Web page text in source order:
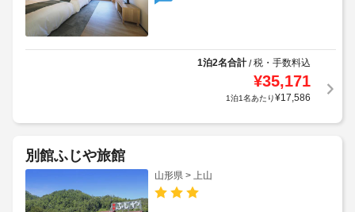
1泊2名合計/税・手数料込
¥35,171
1泊1名あたり¥17,586
別館ふじや旅館
山形県 > 上山